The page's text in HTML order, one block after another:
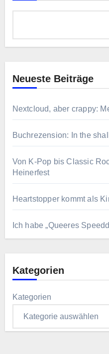
Neueste Beiträge
Nextcloud, aber crappy:
Buchrezension: In the
Von K-Pop bis Classic
Heinerfest
Heartstopper kommt als
Ich habe „Queeres
Kategorien
Kategorien